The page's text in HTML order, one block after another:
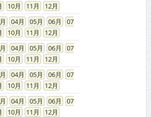
10 11
12
04 05 06
07
10 11
12
04 05 06
07
10 11
12
04 05 06
07
10 11
12
04 05 06
07
10 11
12